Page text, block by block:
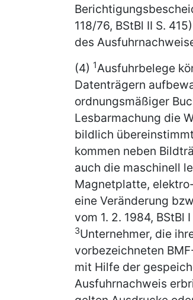
118/76, BStBl II S.
des
(4) 1Ausfuhrbelege
Datenträgern
ordnungsmäßiger
Lesbarmachung die
bildlich
kommen neben
auch die maschinell
Magnetplatte,
eine Veränderung
vom 1. 2. 1984, BStBl
3Unternehmer, die
vorbezeichneten
mit Hilfe der
Ausfuhrnachweis